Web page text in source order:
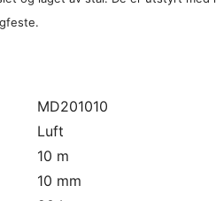
MD201010
Luft
10 m
10 mm